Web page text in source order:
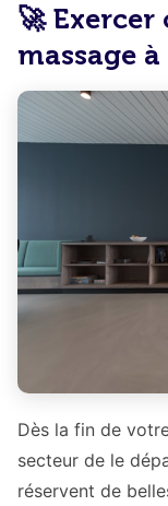
🚀
massage
Dès la fin de
secteur de le
réservent de